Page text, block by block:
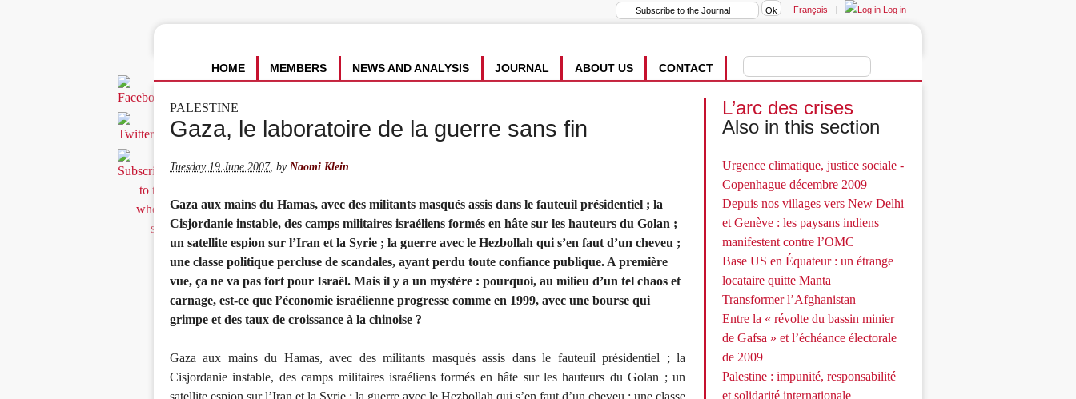
Français | Log in
CONTACT
ABOUT US
JOURNAL
NEWS AND ANALYSIS
MEMBERS
HOME
PALESTINE
Gaza, le laboratoire de la guerre sans fin
Tuesday 19 June 2007, byNaomi Klein
Gaza aux mains du Hamas, avec des militants masqués assis dans le fauteuil présidentiel ; la
Cisjordanie instable, des camps militaires israéliens formés en hâte sur les hauteurs du Golan ;
un satellite espion sur l’Iran et la Syrie ; la guerre avec le Hezbollah qui s’en faut d’un cheveu ;
une classe politique percluse de scandales, ayant perdu toute confiance publique. A première
vue, ça ne va pas fort pour Israël. Mais il y a un mystère : pourquoi, au milieu d’un tel chaos et
carnage, est-ce que l’économie israélienne progresse comme en 1999, avec une bourse qui
grimpe et des taux de croissance à la chinoise ?
Gaza aux mains du Hamas, avec des militants masqués assis dans le fauteuil présidentiel ; la
Cisjordanie instable, des camps militaires israéliens formés en hâte sur les hauteurs du Golan ; un
L’arc des crises
Also in this section
Urgence climatique, justice sociale -
Copenhague décembre 2009
Depuis nos villages vers New Delhi
et Genève : les paysans indiens
manifestent contre l’OMC
Base US en Équateur : un étrange
locataire quitte Manta
Transformer l’Afghanistan
Entre la « révolte du bassin minier
de Gafsa » et l’échéance électorale
de 2009
Palestine : impunité, responsabilité
et solidarité internationale